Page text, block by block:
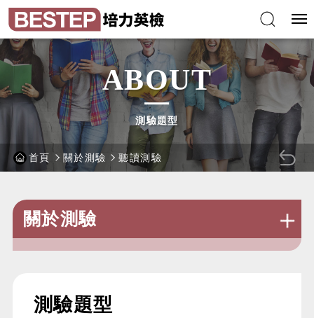
容
區
力
語
能
力
檢
定
測
驗
ABOUT
測驗題型
首頁 關於測驗 聽讀測驗 回
頁
關於測驗
測驗題型